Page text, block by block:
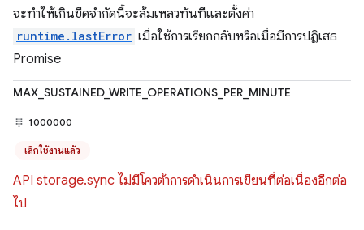
จะทำให้เกินขีดจำกัดนี้จะล้มเหลวทันทีและตั้งค่า
runtime.lastError เมื่อใช้การเรียกกลับหรือเมื่อมีการปฏิเสธ
Promise
MAX_SUSTAINED_WRITE_OPERATIONS_PER_MINUTE
1000000
เลิกใช้งานแล้ว
API storage.sync ไม่มีโควต้าการดำเนินการเขียนที่ต่อเนื่องอีกต่อ
ไป